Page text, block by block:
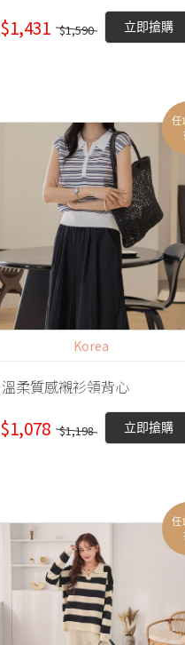
$1,431 $1,590 立即搶購
任
Korea
溫柔質感襯衫領背心
$1,078 $1,198 立即搶購
任